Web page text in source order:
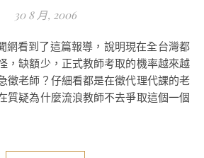
30 8 月, 2006
，缺額少，正式教師考取的機率越來越
徵老師？仔細看都是在徵代理代課的老
質疑為什麼流浪教師不去爭取這個一個